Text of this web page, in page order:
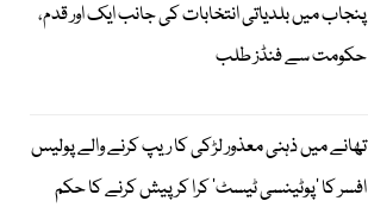
پنجاب میں بلدیاتی انتخابات کی جانب ایک اور قدم،
حکومت سے فنڈز طلب
تھانے میں ذہنی معذور لڑکی کا ریپ کرنے والے پولیس
افسر کا ’پوٹینسی ٹیسٹ‘ کرا کر پیش کرنے کا حکم